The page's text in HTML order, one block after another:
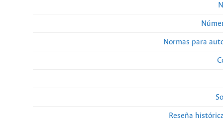
Normas para
Reseña